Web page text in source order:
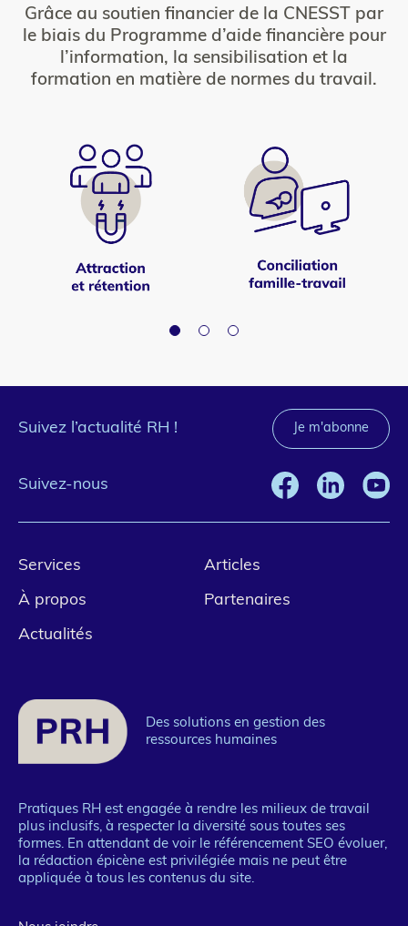
Grâce au soutien financier de la CNESST par
le biais du Programme d’aide financière pour
l’information, la sensibilisation et la
formation en matière de normes du travail.
Suivez l’actualité RH ! Je m'abonne
Suivez-nous
Pied
de
page
Services Articles
À propos Partenaires
Actualités
Des solutions en gestion des
ressources humaines
Pratiques RH est engagée à rendre les milieux de travail
plus inclusifs, à respecter la diversité sous toutes ses
formes. En attendant de voir le référencement SEO évoluer,
la rédaction épicène est privilégiée mais ne peut être
appliquée à tous les contenus du site.